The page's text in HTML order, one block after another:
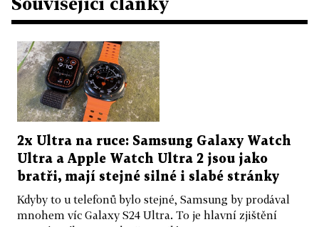
2x Ultra na ruce: Samsung Galaxy Watch
Ultra a Apple Watch Ultra 2 jsou jako
bratři, mají stejné silné i slabé stránky
Kdyby to u telefonů bylo stejné, Samsung by prodával
mnohem víc Galaxy S24 Ultra. To je hlavní zjištění